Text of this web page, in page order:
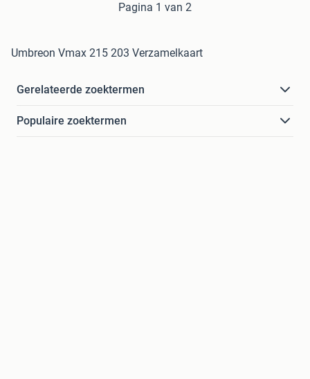
Pagina 1 van 2
Umbreon Vmax 215 203 Verzamelkaart
Gerelateerde zoektermen
Populaire zoektermen